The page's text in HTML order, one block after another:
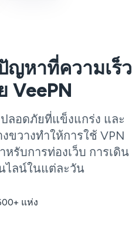
ญหาที่ความเร็ว
VeePN
ลอดภัยที่แข็งแกร่ง และ
ขวางทำให้การใช้ VPN
หรับการท่องเว็บ การเดิน
ไลน์ในแต่ละวัน
แห่ง